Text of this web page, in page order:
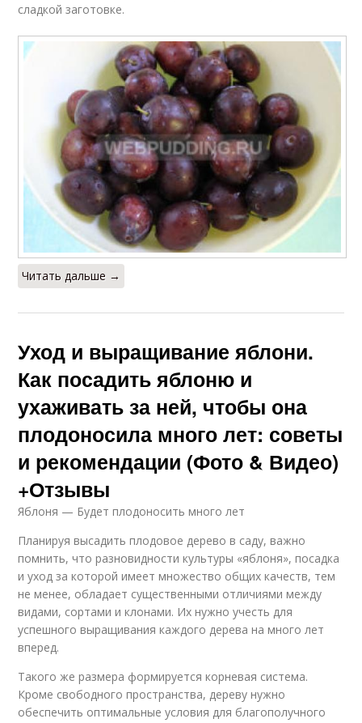
сладкой заготовке.
Читать дальше →
Уход и выращивание яблони.
Как посадить яблоню и
ухаживать за ней, чтобы она
плодоносила много лет: советы
и рекомендации (Фото & Видео)
+Отзывы
Яблоня — Будет плодоносить много лет
Планируя высадить плодовое дерево в саду, важно
помнить, что разновидности культуры «яблоня», посадка
и уход за которой имеет множество общих качеств, тем
не менее, обладает существенными отличиями между
видами, сортами и клонами. Их нужно учесть для
успешного выращивания каждого дерева на много лет
вперед.
Такого же размера формируется корневая система.
Кроме свободного пространства, дереву нужно
обеспечить оптимальные условия для благополучного